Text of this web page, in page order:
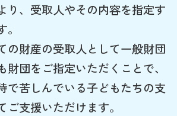
り、受取人やその内容を指定す
の財産の受取人として一般財団
財団をご指定いただくことで、
で苦しんでいる子どもたちの支
支援いただけます。